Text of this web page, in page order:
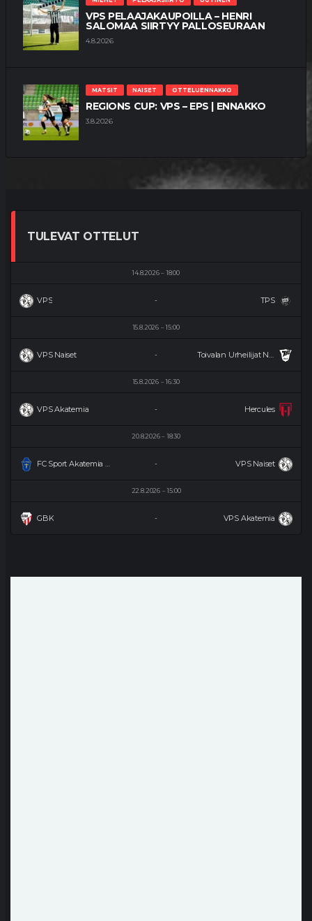
VPS PELAAJAKAUPOILLA – HENRI
SALOMAA SIIRTYY PALLOSEURAAN
4.8.2026
MATSIT NAISET OTTELUENNAKKO
REGIONS CUP: VPS – EPS | ENNAKKO
3.8.2026
TULEVAT OTTELUT
14.8.2026 18:00
VPS TPS
-
15.8.2026 15:00
VPS Naiset -
15.8.2026 16:30
VPS Akatemia Hercules
-
20.8.2026 18:30
VPS Naiset
-
22.8.2026 15:00
GBK VPS Akatemia
-